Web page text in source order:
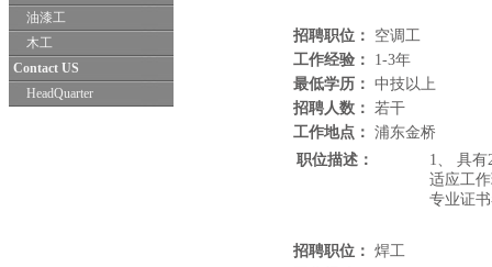
油漆工
木工
Contact US
HeadQuarter
招聘职位： 空调工
工作经验： 1-3年
最低学历： 中技以上
招聘人数： 若干
工作地点： 浦东金桥
职位描述：
1、 具
适应工
专业证
招聘职位： 焊工